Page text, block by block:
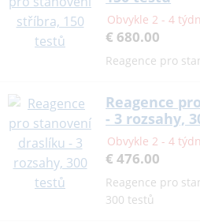
Obvykle 2 - 4
€ 680.00
Reagence pro
Reagence
- 3 rozsahy,
Obvykle 2 - 4
€ 476.00
Reagence pro
300 testů